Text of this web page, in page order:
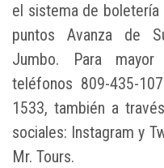
el sistema de
puntos Avanza de
Jumbo. Para
teléfonos 809-435-
1533, también a
sociales: Instagram y
Mr. Tours.